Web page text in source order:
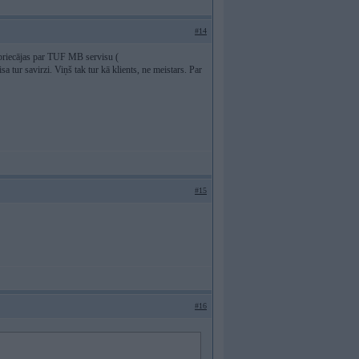
#14
par TUF MB servisu (
tur savirzi. Viņš tak tur kā klients, ne meistars. Par
#15
#16